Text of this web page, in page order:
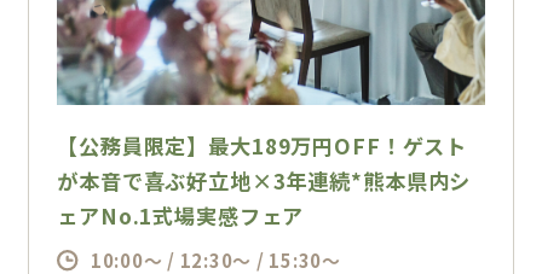
【公務員限定】最大189万円OFF！ゲスト
が本音で喜ぶ好立地×3年連続*熊本県内シ
ェアNo.1式場実感フェア
10:00～ / 12:30～ / 15:30～